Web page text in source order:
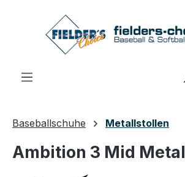
Zum Hauptinhalt springen
Baseballschuhe Metallstollen
Ambition 3 Mid Metal